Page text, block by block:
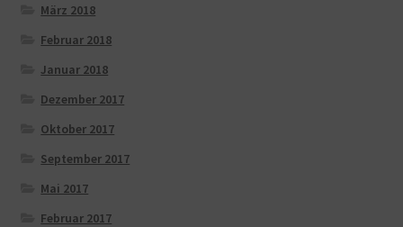
März 2018
Februar 2018
Januar 2018
Dezember 2017
Oktober 2017
September 2017
Mai 2017
Februar 2017